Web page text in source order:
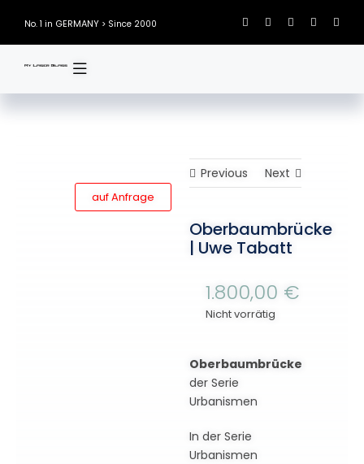
content
No. 1 in GERMANY > Since 2000
auf Anfrage
Previous Next
Oberbaumbrücke
| Uwe Tabatt
1.800,00 €
Nicht vorrätig
Oberbaumbrücke
der Serie
Urbanismen
In der Serie
Urbanismen